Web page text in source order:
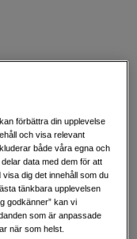
förbättra din upplevelse
och visa relevant
både våra egna och
data med dem för att
dig det innehåll som du
tänkbara upplevelsen
godkänner” kan vi
som är anpassade
när som helst.